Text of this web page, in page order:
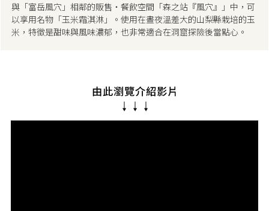
與「富岳風穴」相鄰的販售・餐飲空間「森之站『風穴』」中，可
以享用名物「玉米霜淇淋」。使用在晝夜溫差大的山梨縣栽培的玉
米，特徵是甜味與風味濃郁，也非常適合在洞窟探險後當點心。